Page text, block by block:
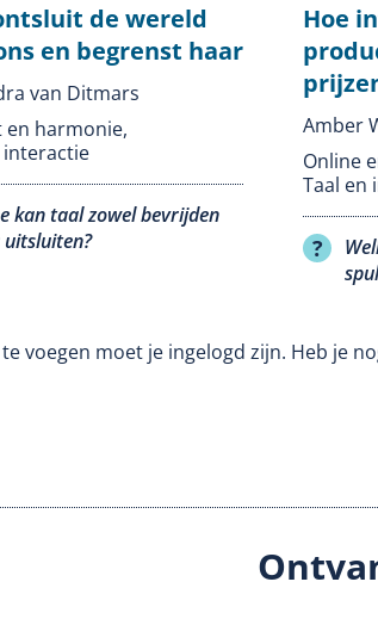
de wereld
en begrenst haar
van Ditmars
en harmonie,
interactie
kan taal zowel bevrijden
uitsluiten?
Hoe
Amber
Online
Taal en
voegen moet je ingelogd zijn. Heb je